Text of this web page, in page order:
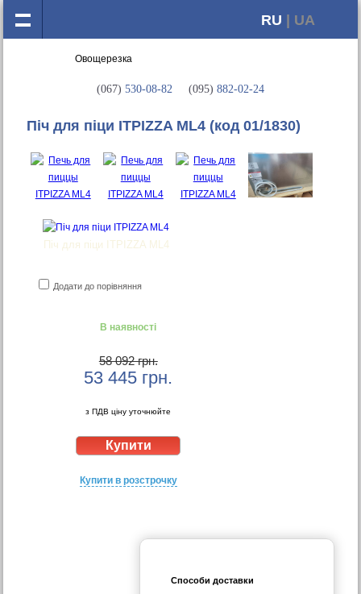
RU | UA
(067) 530-08-82 (095) 882-02-24
Піч для піци ITPIZZA ML4 (код 01/1830)
Піч для піци ITPIZZA ML4
Додати до порівняння
В наявності
58 092 грн.
53 445 грн.
з ПДВ ціну уточнюйте
Купити в розстрочку
Способи доставки